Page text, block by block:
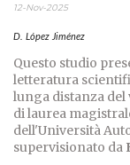
12-Nov-2025
D. López Jiménez
Questo studio
letteratura
lunga distanza del
di laurea
dell'Università
supervisionato da